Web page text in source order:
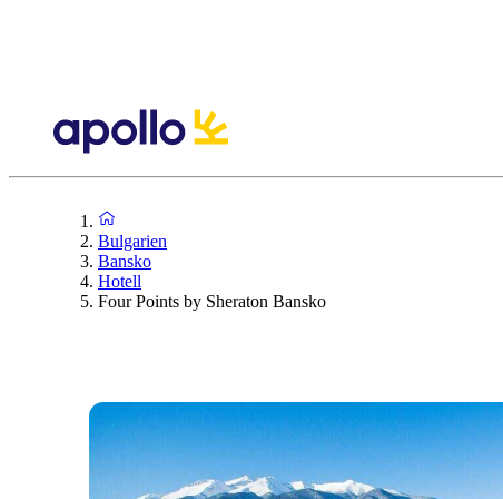
Bulgarien
Bansko
Hotell
Four Points by Sheraton Bansko